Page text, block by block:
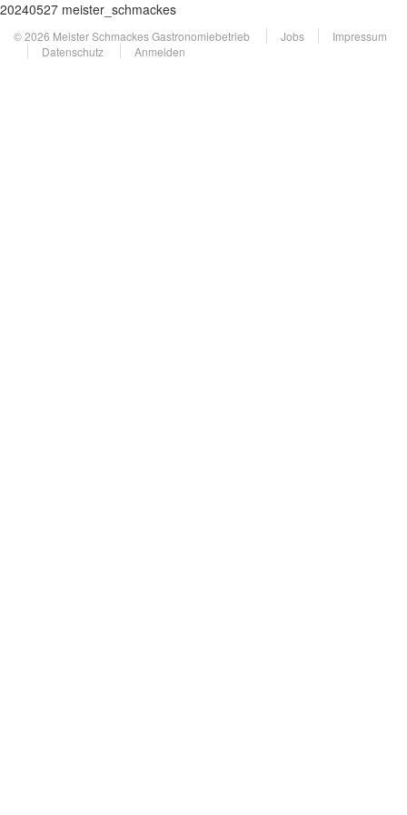
20240527 meister_schmackes
© 2026 Meister Schmackes Gastronomiebetrieb Jobs
Impressum
Datenschutz
Anmelden